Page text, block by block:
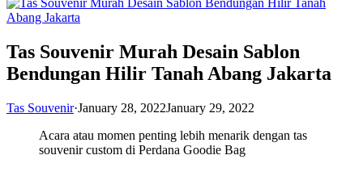
Tas Souvenir Murah Desain Sablon
Bendungan Hilir Tanah Abang Jakarta
Tas Souvenir·January 28, 2022January 29, 2022
Acara atau momen penting lebih menarik dengan tas
souvenir custom di Perdana Goodie Bag